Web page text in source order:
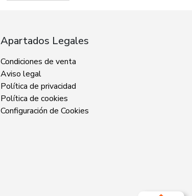
Apartados Legales
Condiciones de venta
Aviso legal
Política de privacidad
Política de cookies
Configuración de Cookies